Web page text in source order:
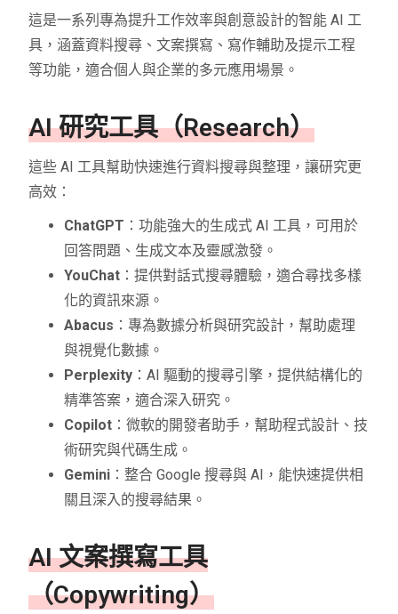
社群媒體管理 Tapilo、Typefully、Hypefury
聊天機器人 Droxy、Chatbase、Mutual Info
生產力工具 Merlin、Tinywow、Notion AI
自動化工具 Make (Integromat)、Zapier、
會議工具 Tldv、Otter、Noty AI、Fireflies
網站生成 10Web、Durable、Framer、
簡報工具
這是一系列專為提升工作效率與創意設計的智能 AI 工
具，涵蓋資料搜尋、文案撰寫、寫作輔助及提示工程
等功能，適合個人與企業的多元應用場景。
AI 研究工具（Research）
這些 AI 工具幫助快速進行資料搜尋與整理，讓研究更
高效：
ChatGPT ：功能強大的生成式 AI 工具，可用於
回答問題、生成文本及靈感激發。
YouChat ：提供對話式搜尋體驗，適合尋找多樣
化的資訊來源。
Abacus ：專為數據分析與研究設計，幫助處理
與視覺化數據。
Perplexity ：AI 驅動的搜尋引擎，提供結構化的
精準答案，適合深入研究。
Copilot ：微軟的開發者助手，幫助程式設計、技
術研究與代碼生成。
Gemini ：整合 Google 搜尋與 AI，能快速提供相
關且深入的搜尋結果。
AI 文案撰寫工具
（Copywriting）